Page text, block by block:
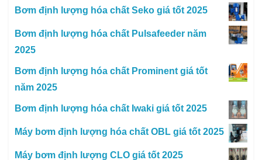
Bơm định lượng hóa chất Seko giá tốt 2025
Bơm định lượng hóa chất Pulsafeeder năm
2025
Bơm định lượng hóa chất Prominent giá tốt
năm 2025
Bơm định lượng hóa chất Iwaki giá tốt 2025
Máy bơm định lượng hóa chất OBL giá tốt 2025
Máy bơm định lượng CLO giá tốt 2025